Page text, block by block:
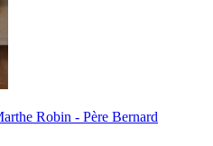
Robin - Père Bernard